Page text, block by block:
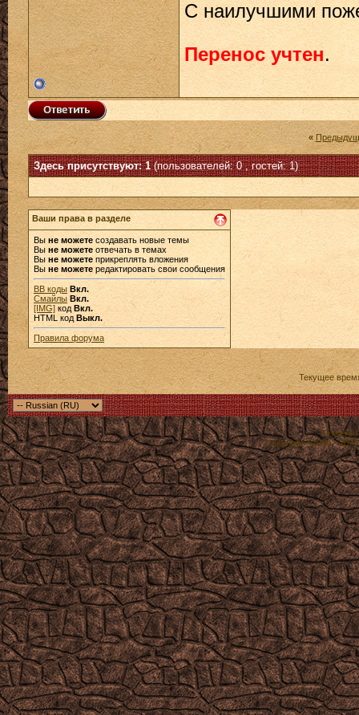
С наилучшими
Перенос учтен.
«
Здесь присутствуют: 1(пользователей: 0 , гостей: 1)
Ваши права в разделе
Вы не можете создавать новые темы
Выне можете отвечать в темах
Выне можете прикреплять вложения
Вы не можетередактировать свои сообщения
BB коды Вкл.
Смайлы Вкл.
[IMG] код Вкл.
HTML код Выкл.
Правила форума
Текущее
Powered
Copyright ©2000 -